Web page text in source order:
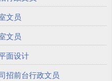
文员
文员
面设计
招前台行政文员